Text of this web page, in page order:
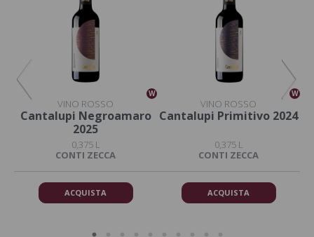
W
VINO ROSSO
Cantalupi Negroamaro
2025
0,375 L
CONTI ZECCA
ACQUISTA
W
VINO ROSSO
Cantalupi Primitivo 2024
0,375 L
CONTI ZECCA
ACQUISTA